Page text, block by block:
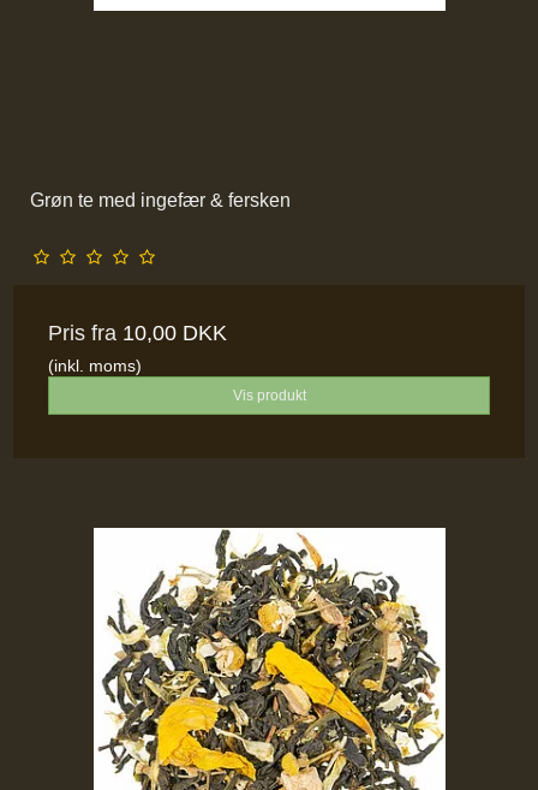
Grøn te med ingefær & fersken
Pris fra 10,00 DKK
(inkl. moms)
Vis produkt